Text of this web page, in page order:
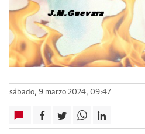
sábado, 9 marzo 2024, 09:47